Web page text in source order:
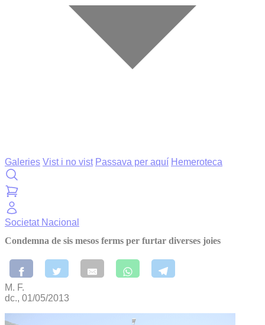
Galeries Vist i no vist Passava per aquí Hemeroteca
Societat Nacional
Condemna de sis mesos ferms per furtar diverses joies
M. F.
dc., 01/05/2013